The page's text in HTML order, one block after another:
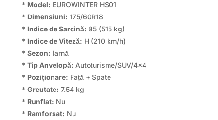
* Model: EUROWINTER HS01
* Dimensiuni: 175/60R18
* Indice de Sarcină: 85 (515 kg)
* Indice de Viteză: H (210 km/h)
* Sezon: Iarnă
* Tip Anvelopă: Autoturisme/SUV/4×4
* Poziționare: Față + Spate
* Greutate: 7.54 kg
* Runflat: Nu
* Ramforsat: Nu